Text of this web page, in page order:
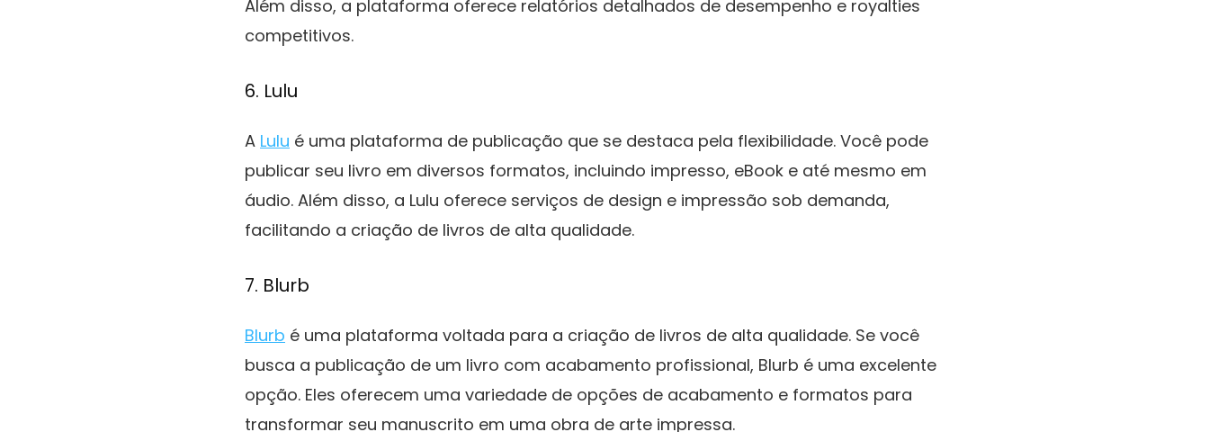
Além disso, a plataforma oferece relatórios detalhados de desempenho e royalties
competitivos.
6. Lulu
A Lulu é uma plataforma de publicação que se destaca pela flexibilidade. Você pode
publicar seu livro em diversos formatos, incluindo impresso, eBook e até mesmo em
áudio. Além disso, a Lulu oferece serviços de design e impressão sob demanda,
facilitando a criação de livros de alta qualidade.
7. Blurb
Blurb é uma plataforma voltada para a criação de livros de alta qualidade. Se você
busca a publicação de um livro com acabamento profissional, Blurb é uma excelente
opção. Eles oferecem uma variedade de opções de acabamento e formatos para
transformar seu manuscrito em uma obra de arte impressa.